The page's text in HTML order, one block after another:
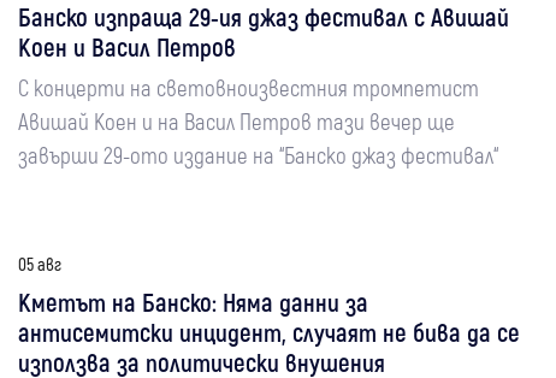
Банско изпраща 29-ия джаз фестивал с Авишай
Коен и Васил Петров
С концерти на световноизвестния тромпетист
Авишай Коен и на Васил Петров тази вечер ще
завърши 29-ото издание на “Банско джаз фестивал“
05 авг
Кметът на Банско: Няма данни за
антисемитски инцидент, случаят не бива да се
използва за политически внушения